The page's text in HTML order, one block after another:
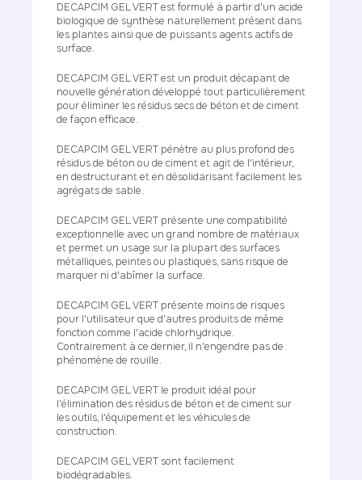
DECAPCIM GEL VERT est formulé à partir d'un acide
biologique de synthèse naturellement présent dans
les plantes ainsi que de puissants agents actifs de
surface.
DECAPCIM GEL VERT est un produit décapant de
nouvelle génération développé tout particulièrement
pour éliminer les résidus secs de béton et de ciment
de façon efficace.
DECAPCIM GEL VERT pénètre au plus profond des
résidus de béton ou de ciment et agit de l'intérieur,
en destructurant et en désolidarisant facilement les
agrégats de sable.
DECAPCIM GEL VERT présente une compatibilité
exceptionnelle avec un grand nombre de matériaux
et permet un usage sur la plupart des surfaces
métalliques, peintes ou plastiques, sans risque de
marquer ni d'abîmer la surface.
DECAPCIM GEL VERT présente moins de risques
pour l'utilisateur que d'autres produits de même
fonction comme l'acide chlorhydrique.
Contrairement à ce dernier, il n'engendre pas de
phénomène de rouille.
DECAPCIM GEL VERT le produit idéal pour
l'élimination des résidus de béton et de ciment sur
les outils, l'équipement et les véhicules de
construction.
DECAPCIM GEL VERT sont facilement
biodégradables.